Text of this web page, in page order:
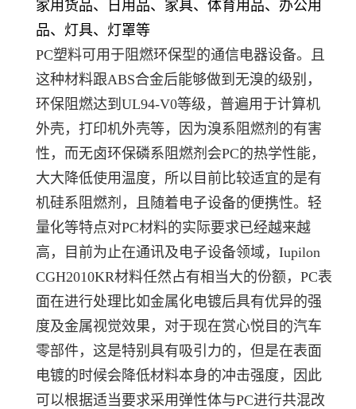
家用货品、日用品、家具、体育用品、办公用
品、灯具、灯罩等
PC塑料可用于阻燃环保型的通信电器设备。且
这种材料跟ABS合金后能够做到无溴的级别，
环保阻燃达到UL94-V0等级，普遍用于计算机
外壳，打印机外壳等，因为溴系阻燃剂的有害
性，而无卤环保磷系阻燃剂会PC的热学性能，
大大降低使用温度，所以目前比较适宜的是有
机硅系阻燃剂，且随着电子设备的便携性。轻
量化等特点对PC材料的实际要求已经越来越
高，目前为止在通讯及电子设备领域，Iupilon
CGH2010KR材料任然占有相当大的份额，PC表
面在进行处理比如金属化电镀后具有优异的强
度及金属视觉效果，对于现在赏心悦目的汽车
零部件，这是特别具有吸引力的，但是在表面
电镀的时候会降低材料本身的冲击强度，因此
可以根据适当要求采用弹性体与PC进行共混改